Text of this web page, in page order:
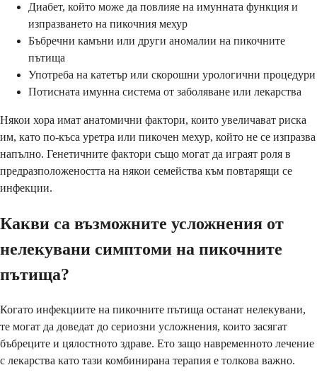
Диабет, който може да повлияе на имунната функция и
изпразването на пикочния мехур
Бъбречни камъни или други аномалии на пикочните
пътища
Употреба на катетър или скорошни урологични процедури
Потисната имунна система от заболяване или лекарства
Някои хора имат анатомични фактори, които увеличават риска
им, като по-къса уретра или пикочен мехур, който не се изпразва
напълно. Генетичните фактори също могат да играят роля в
предразположеността на някои семейства към повтарящи се
инфекции.
Какви са възможните усложнения от
нелекувани симптоми на пикочните
пътища?
Когато инфекциите на пикочните пътища останат нелекувани,
те могат да доведат до сериозни усложнения, които засягат
бъбреците и цялостното здраве. Ето защо навременното лечение
с лекарства като тази комбинирана терапия е толкова важно.